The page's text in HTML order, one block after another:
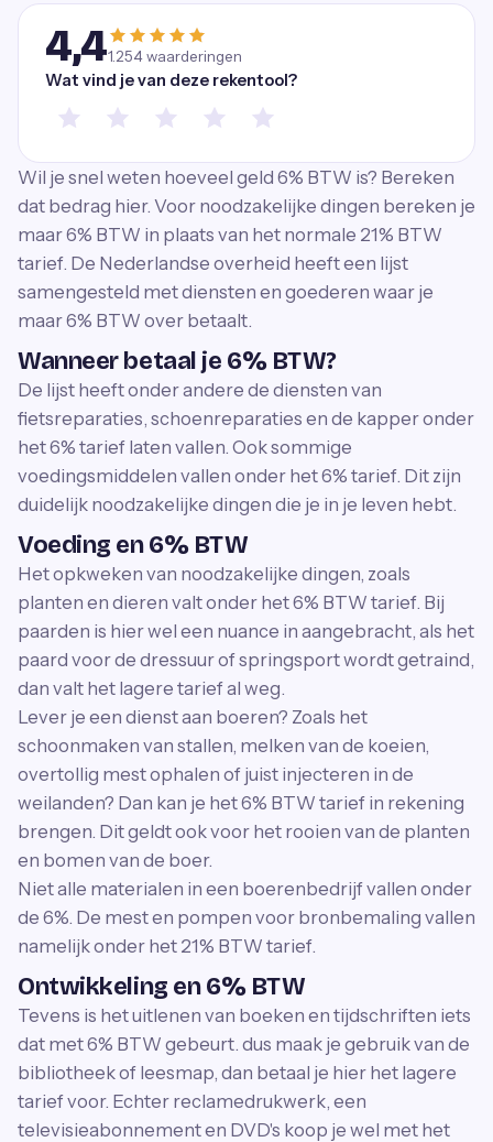
4,41.254waarderingen
Wat vind je van deze rekentool?
Wil je snel weten hoeveel geld 6% BTW is? Bereken
dat bedrag hier. Voor noodzakelijke dingen bereken je
maar 6% BTW in plaats van het normale 21% BTW
tarief. De Nederlandse overheid heeft een lijst
samengesteld met diensten en goederen waar je
maar 6% BTW over betaalt.
Wanneer betaal je 6% BTW?
De lijst heeft onder andere de diensten van
fietsreparaties, schoenreparaties en de kapper onder
het 6% tarief laten vallen. Ook sommige
voedingsmiddelen vallen onder het 6% tarief. Dit zijn
duidelijk noodzakelijke dingen die je in je leven hebt.
Voeding en 6% BTW
Het opkweken van noodzakelijke dingen, zoals
planten en dieren valt onder het 6% BTW tarief. Bij
paarden is hier wel een nuance in aangebracht, als het
paard voor de dressuur of springsport wordt getraind,
dan valt het lagere tarief al weg.
Lever je een dienst aan boeren? Zoals het
schoonmaken van stallen, melken van de koeien,
overtollig mest ophalen of juist injecteren in de
weilanden? Dan kan je het 6% BTW tarief in rekening
brengen. Dit geldt ook voor het rooien van de planten
en bomen van de boer.
Niet alle materialen in een boerenbedrijf vallen onder
de 6%. De mest en pompen voor bronbemaling vallen
namelijk onder het 21% BTW tarief.
Ontwikkeling en 6% BTW
Tevens is het uitlenen van boeken en tijdschriften iets
dat met 6% BTW gebeurt. dus maak je gebruik van de
bibliotheek of leesmap, dan betaal je hier het lagere
tarief voor. Echter reclamedrukwerk, een
televisieabonnement en DVD's koop je wel met het